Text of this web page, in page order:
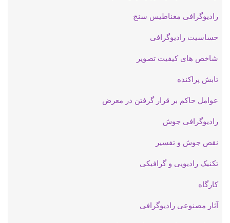
رادیوگرافی مغناطیس سنج
حساسیت رادیوگرافی
شاخص های کیفیت تصویر
تابش پراکنده
عوامل حاکم بر قرار گرفتن در معرض
رادیوگرافی جوش
نقص جوش و تفسیر
تکنیک رادیویی و گرافیکی
کارگاه
آثار مصنوعی رادیوگرافی